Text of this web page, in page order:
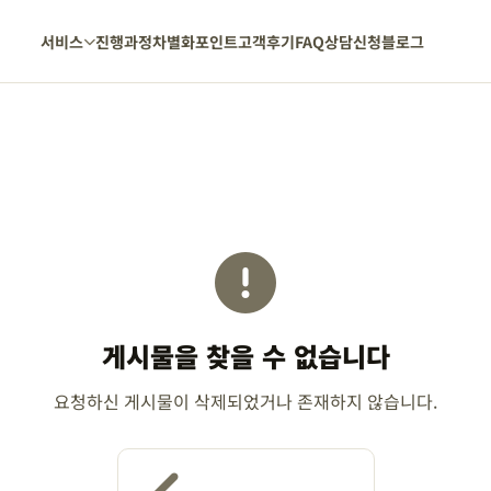
서비스 진행과정차별화포인트고객후기FAQ상담신청블로그
게시물을 찾을 수 없습니다
요청하신 게시물이 삭제되었거나 존재하지 않습니다.